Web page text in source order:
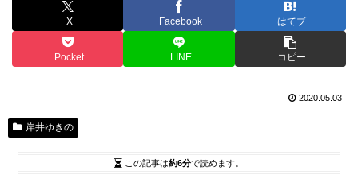
X Facebook はてブ
Pocket LINE コピー
2020.05.03
岸井ゆきの
この記事は約6分で読めます。